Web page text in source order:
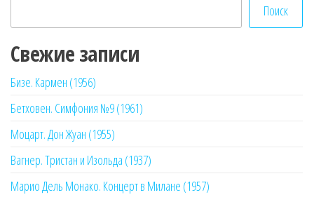
Поиск
Свежие записи
Бизе. Кармен (1956)
Бетховен. Симфония №9 (1961)
Моцарт. Дон Жуан (1955)
Вагнер. Тристан и Изольда (1937)
Марио Дель Монако. Концерт в Милане (1957)